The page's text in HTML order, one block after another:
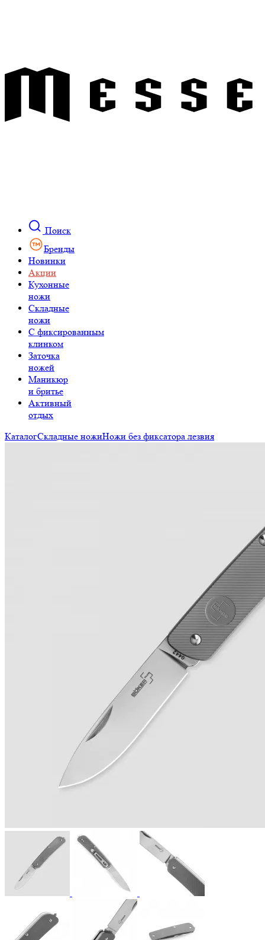
Поиск
Бренды
Новинки
Акции
Кухонные
ножи
Складные
ножи
C фиксированным
клинком
Заточка
ножей
Маникюр
и бритье
Активный
отдых
КаталогСкладные ножиНожи без фиксатора лезвия